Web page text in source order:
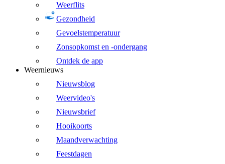
Weerflits
Gezondheid
Gevoelstemperatuur
Zonsopkomst en -ondergang
Ontdek de app
Weernieuws
Nieuwsblog
Weervideo's
Nieuwsbrief
Hooikoorts
Maandverwachting
Feestdagen